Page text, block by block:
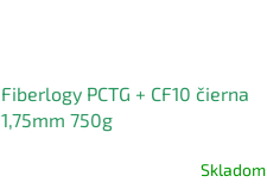
Fiberlogy PCTG + CF10 čierna
1,75mm 750g
Skladom